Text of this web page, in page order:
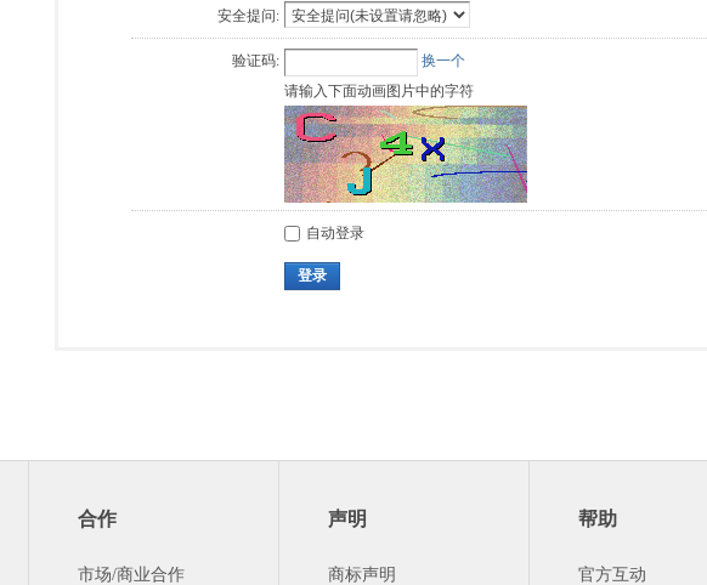
安全提问:
验证码:
换一个
请输入下面动画图片中的字符
自动登录
登录
合作
市场/商业合作
声明
商标声明
帮助
官方互动